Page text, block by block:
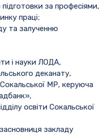
за професіями,
праці;
та залученню
і науки ЛОДА,
деканату,
МР, керуюча
освіти Сокальської
закладу